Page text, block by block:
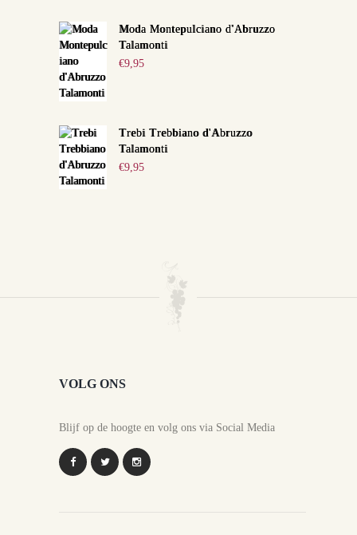
Moda Montepulciano d'Abruzzo
Talamonti
€9,95
Trebi Trebbiano d'Abruzzo
Talamonti
€9,95
VOLG ONS
Blijf op de hoogte en volg ons via Social Media